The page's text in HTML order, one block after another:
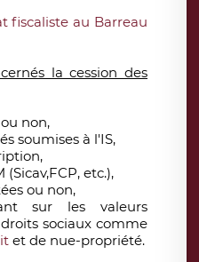
fiscaliste au Barreau
la cession des
non,
soumises à l'IS,
etc.),
ou non,
sur les valeurs
sociaux comme
et de nue-propriété.